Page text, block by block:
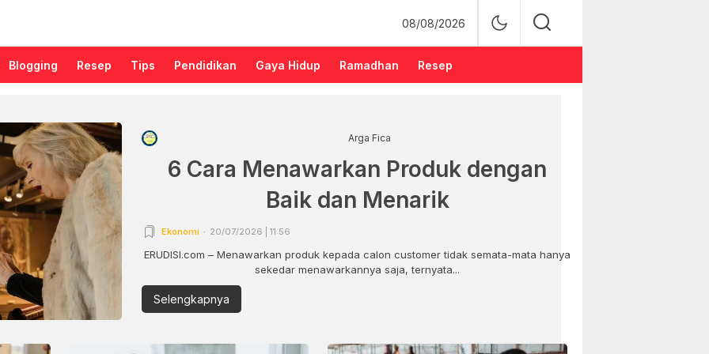
08/08/2026
Blogging Resep Tips Pendidikan Gaya Hidup Ramadhan Resep
Arga Fica
6 Cara Menawarkan Produk dengan
Baik dan Menarik
Ekonomi 20/07/2026 | 11:56
ERUDISI.com – Menawarkan produk kepada calon customer tidak semata-mata hanya
sekedar menawarkannya saja, ternyata...
Selengkapnya